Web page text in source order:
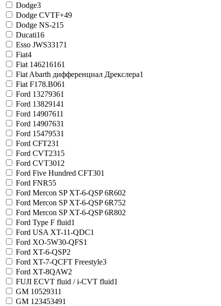
Dodge3
Dodge CVTF+49
Dodge NS-215
Ducati16
Esso JWS33171
Fiat4
Fiat 146216161
Fiat Abarth дифференциал Дрекслера1
Fiat F178.B061
Ford 13279361
Ford 13829141
Ford 14907611
Ford 14907631
Ford 15479531
Ford CFT231
Ford CVT2315
Ford CVT3012
Ford Five Hundred CFT301
Ford FNR55
Ford Mercon SP XT-6-QSP 6R602
Ford Mercon SP XT-6-QSP 6R752
Ford Mercon SP XT-6-QSP 6R802
Ford Type F fluid1
Ford USA XT-11-QDC1
Ford XO-5W30-QFS1
Ford XT-6-QSP2
Ford XT-7-QCFT Freestyle3
Ford XT-8QAW2
FUJI ECVT fluid / i-CVT fluid1
GM 10529311
GM 123453491